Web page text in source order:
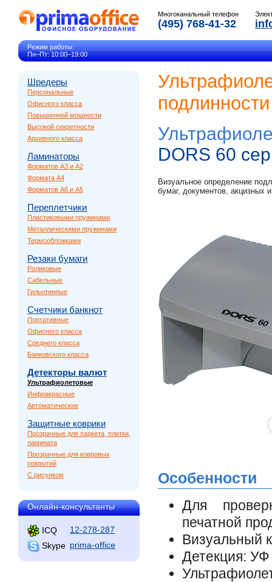
Многоканальный телефон
(495) 768-41-32
Режим работы:
Пн–Пт: 10:00–19:00
Шредеры
Персональные
Офисного класса
Повышенной мощности
Высокой секретности
Архивного класса
Ламинаторы
Форматов A3 и A2
Формата A4
Форматов A6 и A5
Переплетчики
Пластиковыми пружинами
Металлическими пружинами
Термообложками
Резаки бумаги
Роликовые
Сабельные
Гильотинные
Счетчики банкнот
Портативные
Офисного класса
Среднего класса
Банковского класса
Детекторы валют
Ультрафиолетовые
Инфракрасные
Автоматические
Защитные коврики
Прозрачные для паркета, плитки,
ламината
Прозрачные для ковровых
покрытий
С рисунком
Онлайн-консультанты
ICQ
12-278-287
Skype prima-office
DORS 60
Визуальное определение
бумаг, документов, акцизных
Особенности
Для
печатной
Визуальный
Детекция: УФ